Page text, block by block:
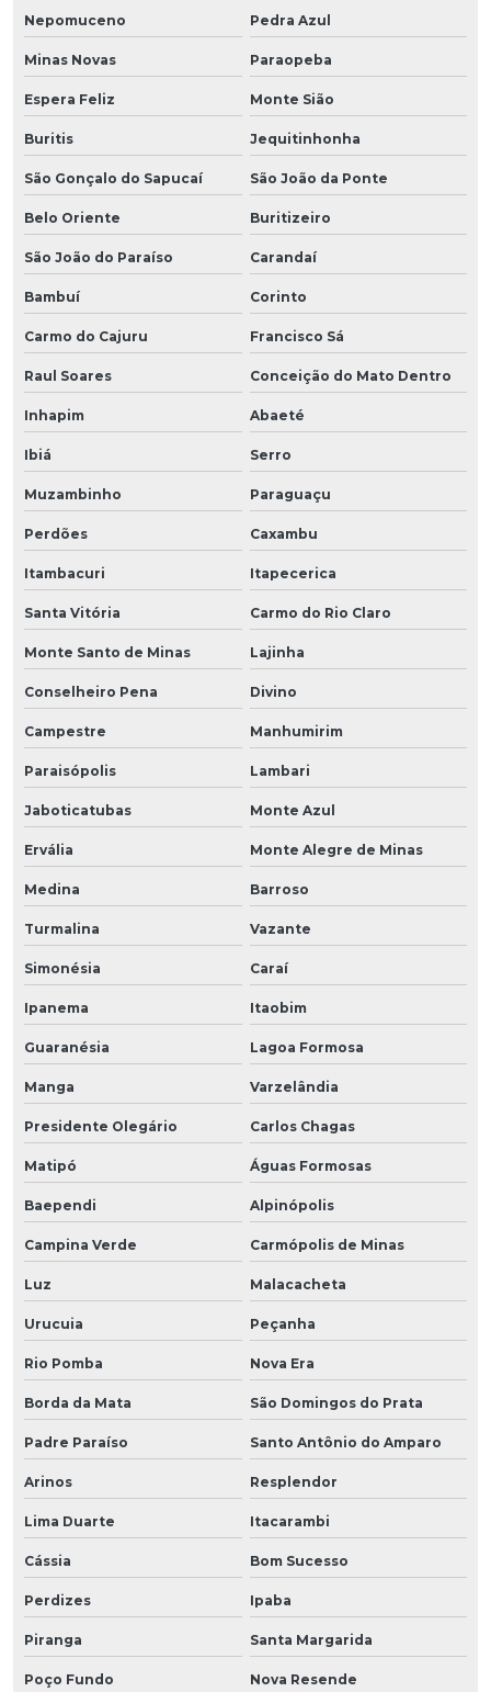
Nepomuceno Pedra Azul
Minas Novas Paraopeba
Espera Feliz Monte Sião
Buritis Jequitinhonha
São Gonçalo do Sapucaí São João da Ponte
Belo Oriente Buritizeiro
São João do Paraíso Carandaí
Bambuí Corinto
Carmo do Cajuru Francisco Sá
Raul Soares Conceição do Mato Dentro
Inhapim Abaeté
Ibiá Serro
Muzambinho Paraguaçu
Perdões Caxambu
Itambacuri Itapecerica
Santa Vitória Carmo do Rio Claro
Monte Santo de Minas Lajinha
Conselheiro Pena Divino
Campestre Manhumirim
Paraisópolis Lambari
Jaboticatubas Monte Azul
Ervália Monte Alegre de Minas
Medina Barroso
Turmalina Vazante
Simonésia Caraí
Ipanema Itaobim
Guaranésia Lagoa Formosa
Manga Varzelândia
Presidente Olegário Carlos Chagas
Matipó Águas Formosas
Baependi Alpinópolis
Campina Verde Carmópolis de Minas
Luz Malacacheta
Urucuia Peçanha
Rio Pomba Nova Era
Borda da Mata São Domingos do Prata
Padre Paraíso Santo Antônio do Amparo
Arinos Resplendor
Lima Duarte Itacarambi
Cássia Bom Sucesso
Perdizes Ipaba
Piranga Santa Margarida
Poço Fundo Nova Resende